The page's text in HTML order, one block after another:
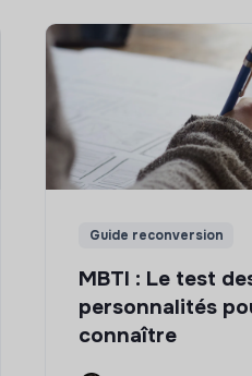
Guide reconversion
MBTI : Le test
personnalités
connaître